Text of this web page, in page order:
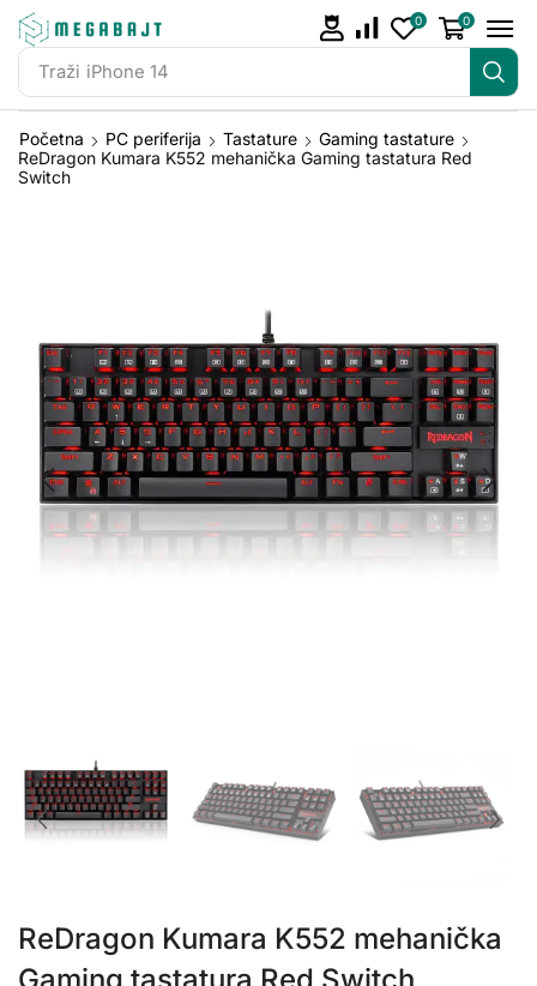
Traži iPhone 14
0 0
Početna PC periferija Tastature
Gaming tastature
ReDragon Kumara K552 mehanička Gaming tastatura Red
Switch
ReDragon Kumara K552 mehanička